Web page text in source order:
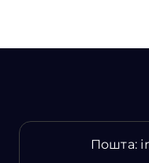
Пошта: